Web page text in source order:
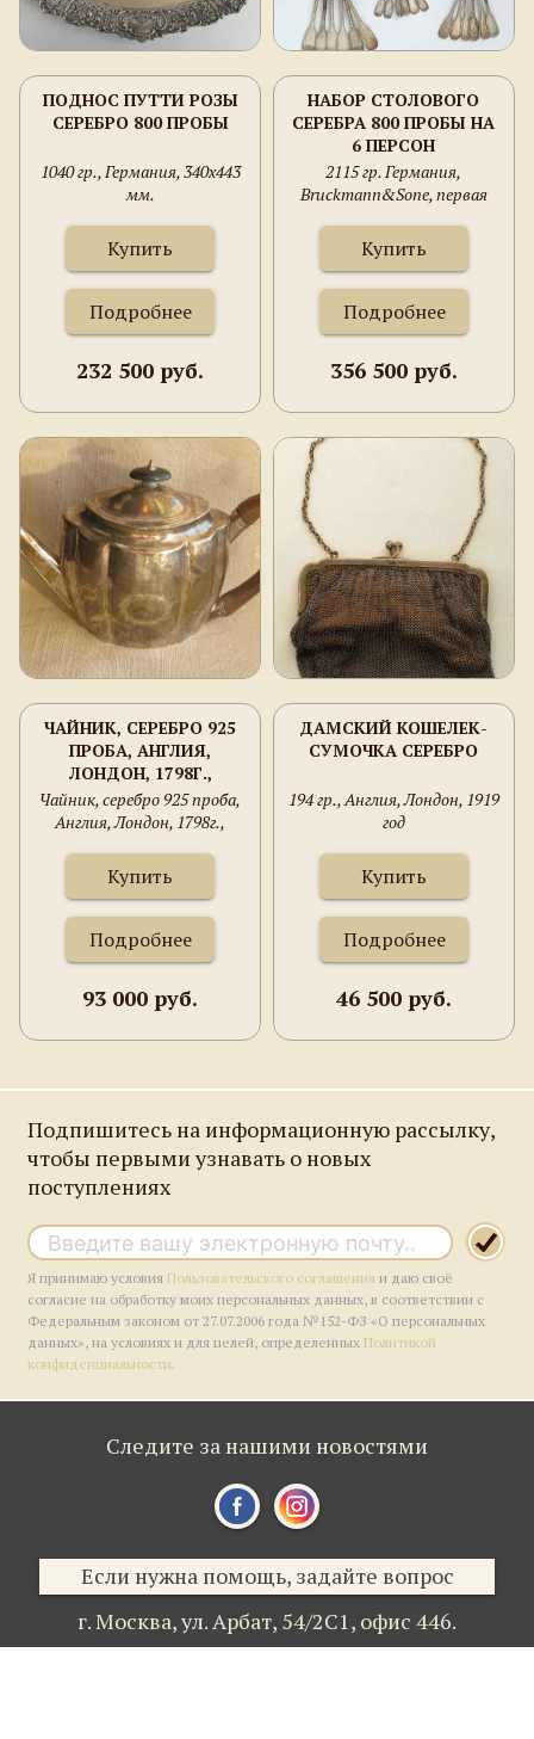
ПОДНОС ПУТТИ РОЗЫ
СЕРЕБРО 800 ПРОБЫ
1040 гр., Германия, 340х443
мм.
Купить
Подробнее
232 500 руб.
НАБОР СТОЛОВОГО
СЕРЕБРА 800 ПРОБЫ НА
6 ПЕРСОН
2115 гр. Германия,
Bruckmann&Sone, первая
Купить
Подробнее
356 500 руб.
ЧАЙНИК, СЕРЕБРО 925
ПРОБА, АНГЛИЯ,
ЛОНДОН, 1798Г.,
445ГРАММА, ШИРИНА
280ММ, ВЫСОТА
Чайник, серебро 925 проба,
Англия, Лондон, 1798г.,
высота 180мм.
Купить
Подробнее
93 000 руб.
ДАМСКИЙ КОШЕЛЕК-
СУМОЧКА СЕРЕБРО
194 гр., Англия, Лондон, 1919
год
Купить
Подробнее
46 500 руб.
Подпишитесь на информационную рассылку,
чтобы первыми узнавать о новых
поступлениях
Я принимаю условияПользовательского соглашения и даю своё
согласие на обработку моих персональных данных, в соответствии с
Федеральным законом от 27.07.2006 года №152-ФЗ «О персональных
данных», на условиях и для целей, определенныхПолитикой
конфиденциальности.
Следите за нашими новостями
Если нужна помощь, задайте вопрос
г. Москва,ул. Арбат, 54/2С1, офис 446.